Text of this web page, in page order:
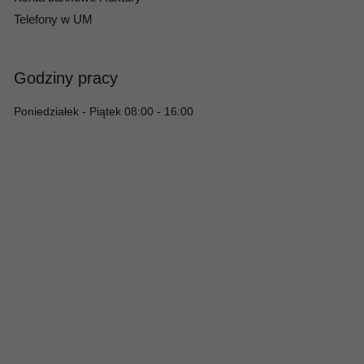
Telefony w UM
Godziny pracy
Poniedziałek - Piątek 08:00 - 16:00